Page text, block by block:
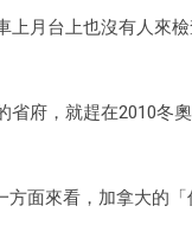
月台上也沒有人來
府，就趕在2010冬
面來看，加拿大的